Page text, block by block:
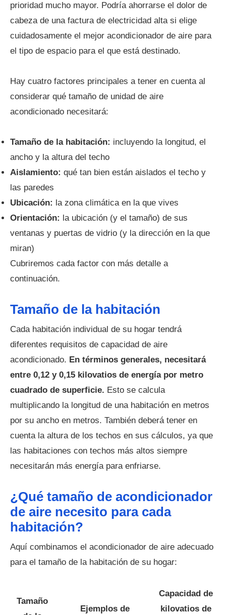
prioridad mucho mayor. Podría ahorrarse el dolor de
cabeza de una factura de electricidad alta si elige
cuidadosamente el mejor acondicionador de aire para
el tipo de espacio para el que está destinado.
Hay cuatro factores principales a tener en cuenta al
considerar qué tamaño de unidad de aire
acondicionado necesitará:
Tamaño de la habitación: incluyendo la longitud, el
ancho y la altura del techo
Aislamiento: qué tan bien están aislados el techo y
las paredes
Ubicación: la zona climática en la que vives
Orientación: la ubicación (y el tamaño) de sus
ventanas y puertas de vidrio (y la dirección en la que
miran)
Cubriremos cada factor con más detalle a
continuación.
Tamaño de la habitación
Cada habitación individual de su hogar tendrá
diferentes requisitos de capacidad de aire
acondicionado. En términos generales, necesitará
entre 0,12 y 0,15 kilovatios de energía por metro
cuadrado de superficie. Esto se calcula
multiplicando la longitud de una habitación en metros
por su ancho en metros. También deberá tener en
cuenta la altura de los techos en sus cálculos, ya que
las habitaciones con techos más altos siempre
necesitarán más energía para enfriarse.
¿Qué tamaño de acondicionador
de aire necesito para cada
habitación?
Aquí combinamos el acondicionador de aire adecuado
para el tamaño de la habitación de su hogar:
Tamaño
Ejemplos de
Capacidad de
kilovatios de